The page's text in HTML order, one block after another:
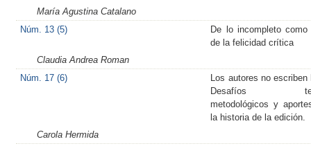
María Agustina Catalano
Núm. 13 (5)
De lo incompleto como
de la felicidad crítica
Claudia Andrea Roman
Núm. 17 (6)
Los autores no escriben
Desafíos
metodológicos y
la historia de la edición.
Carola Hermida